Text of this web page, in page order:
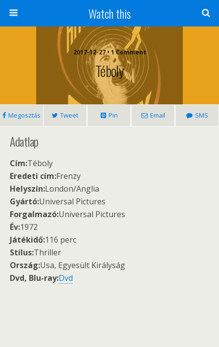
Watch this
2017-12-27 • 1 Comment
Téboly
Megosztás Tweet Pin Email SMS
Adatlap
Cím:Téboly
Eredeti cím:Frenzy
Helyszín:London/Anglia
Gyártó:Universal Pictures
Forgalmazó:Universal Pictures
Év:1972
Játékidő:116 perc
Stílus:Thriller
Ország:Usa, Egyesült Királyság
Dvd, Blu-ray:Dvd